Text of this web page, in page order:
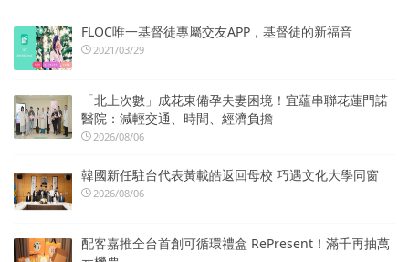
FLOC唯一基督徒專屬交友APP，基督徒的新福音
2021/03/29
「北上次數」成花東備孕夫妻困境！宜蘊串聯花蓮門諾
醫院：減輕交通、時間、經濟負擔
2026/08/06
韓國新任駐台代表黃載皓返回母校 巧遇文化大學同窗
2026/08/06
配客嘉推全台首創可循環禮盒 RePresent！滿千再抽萬